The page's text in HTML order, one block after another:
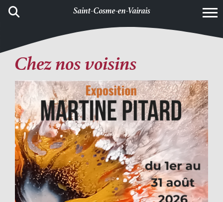
Saint-Cosme-en-Vairais
Chez nos voisins